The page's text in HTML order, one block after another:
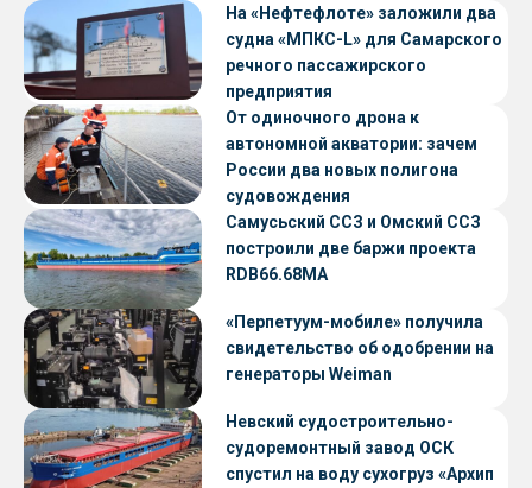
На «Нефтефлоте» заложили два
судна «МПКС-L» для Самарского
речного пассажирского
предприятия
От одиночного дрона к
автономной акватории: зачем
России два новых полигона
судовождения
Самусьский ССЗ и Омский ССЗ
построили две баржи проекта
RDB66.68МА
«Перпетуум-мобиле» получила
свидетельство об одобрении на
генераторы Weiman
Невский судостроительно-
судоремонтный завод ОСК
спустил на воду сухогруз «Архип